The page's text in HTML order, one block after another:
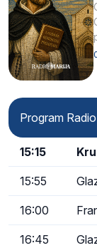
Program
15:15
15:55
16:00
16:45